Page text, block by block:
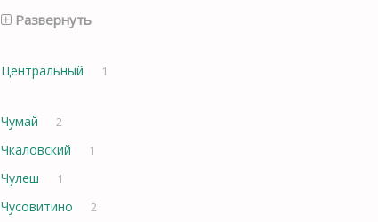
Развернуть
Центральный 1
Чумай 2
Чкаловский 1
Чулеш 1
Чусовитино 2